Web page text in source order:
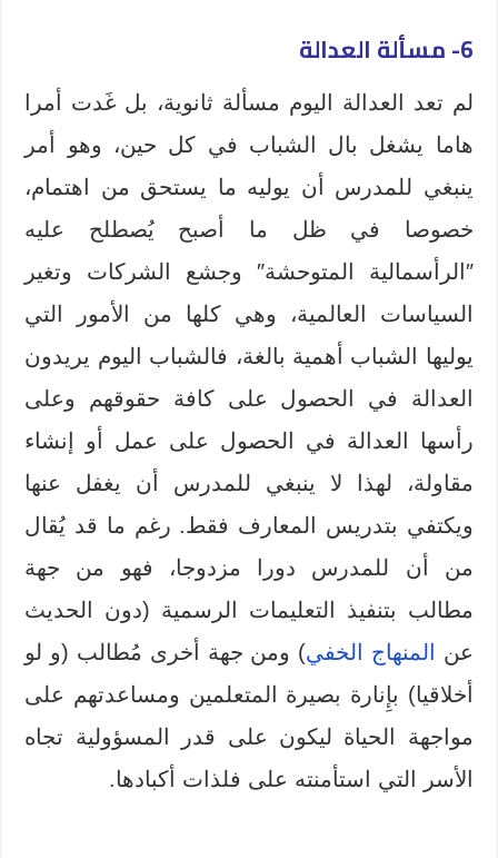
6- مسألة العدالة
لم تعد العدالة اليوم مسألة ثانوية، بل غَدت أمرا
هاما يشغل بال الشباب في كل حين، وهو أمر
ينبغي للمدرس أن يوليه ما يستحق من اهتمام،
خصوصا في ظل ما أصبح يُصطلح عليه
″الرأسمالية المتوحشة″ وجشع الشركات وتغير
السياسات العالمية، وهي كلها من الأمور التي
يوليها الشباب أهمية بالغة، فالشباب اليوم يريدون
العدالة في الحصول على كافة حقوقهم وعلى
رأسها العدالة في الحصول على عمل أو إنشاء
مقاولة، لهذا لا ينبغي للمدرس أن يغفل عنها
ويكتفي بتدريس المعارف فقط. رغم ما قد يُقال
من أن للمدرس دورا مزدوجا، فهو من جهة
مطالب بتنفيذ التعليمات الرسمية (دون الحديث
عن
المنهاج الخفي) ومن جهة أخرى مُطالب (و لو
أخلاقيا) بإِنارة بصيرة المتعلمين ومساعدتهم على
مواجهة الحياة ليكون على قدر المسؤولية تجاه
الأسر التي استأمنته على فلذات أكبادها.